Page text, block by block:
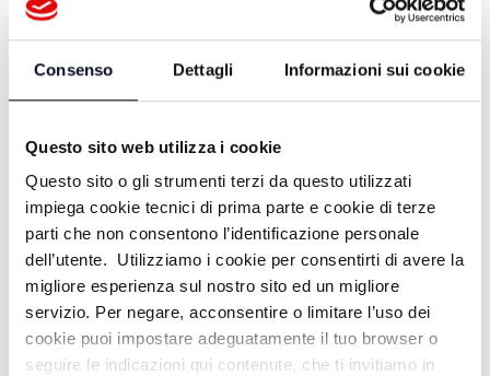
Consenso Dettagli Informazioni sui cookie
Questo sito web utilizza i cookie
Questo sito o gli strumenti terzi da questo utilizzati
impiega cookie tecnici di prima parte e cookie di terze
parti che non consentono l’identificazione personale
dell’utente. Utilizziamo i cookie per consentirti di avere la
migliore esperienza sul nostro sito ed un migliore
servizio. Per negare, acconsentire o limitare l’uso dei
cookie puoi impostare adeguatamente il tuo browser o
seguire le indicazioni qui contenute, che ti invitiamo in
ALTRE NOTIZIE TUTTE LE NOTIZIE